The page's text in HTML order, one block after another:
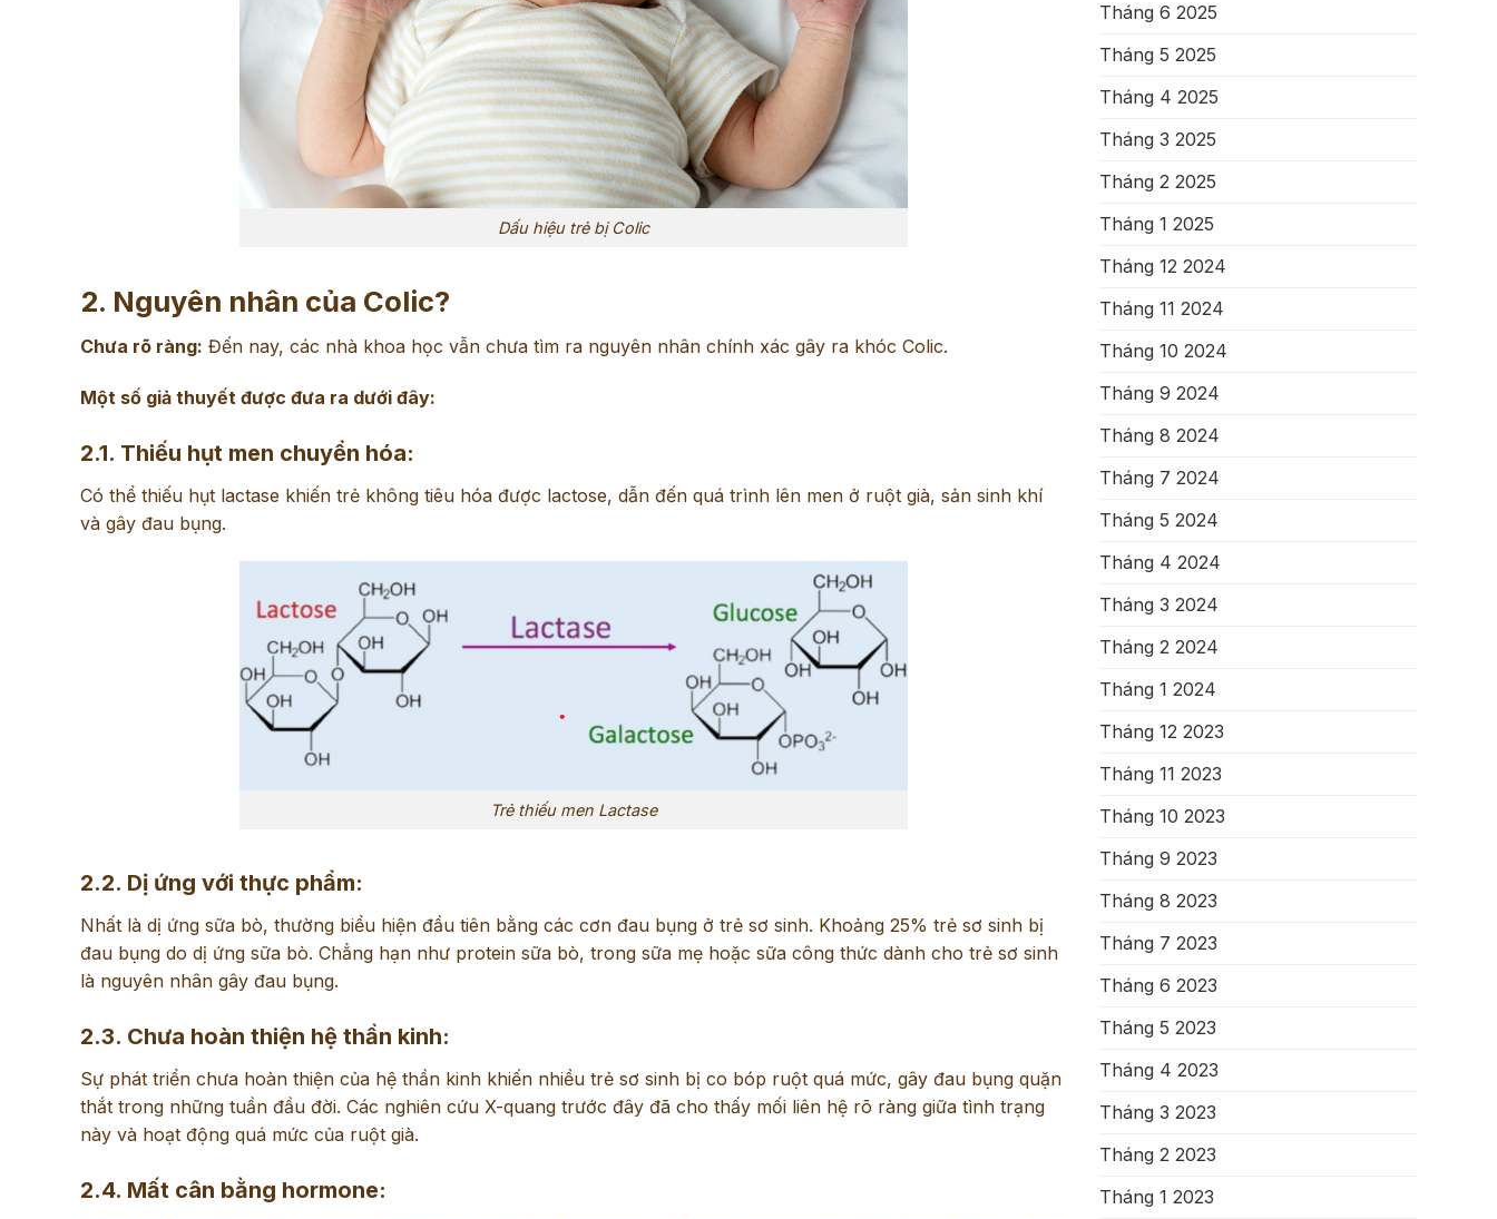
Dấu hiệu trẻ bị Colic
2. Nguyên nhân của Colic?
Chưa rõ ràng: Đến nay, các nhà khoa học vẫn chưa tìm ra nguyên nhân chính xác gây ra khóc Colic.
Một số giả thuyết được đưa ra dưới đây:
2.1. Thiếu hụt men chuyển hóa:
Có thể thiếu hụt lactase khiến trẻ không tiêu hóa được lactose, dẫn đến quá trình lên men ở ruột già, sản sinh khí
và gây đau bụng.
Trẻ thiếu men Lactase
2.2. Dị ứng với thực phẩm:
Nhất là dị ứng sữa bò, thường biểu hiện đầu tiên bằng các cơn đau bụng ở trẻ sơ sinh. Khoảng 25% trẻ sơ sinh bị
đau bụng do dị ứng sữa bò. Chẳng hạn như protein sữa bò, trong sữa mẹ hoặc sữa công thức dành cho trẻ sơ sinh
là nguyên nhân gây đau bụng.
2.3. Chưa hoàn thiện hệ thần kinh:
Sự phát triển chưa hoàn thiện của hệ thần kinh khiến nhiều trẻ sơ sinh bị co bóp ruột quá mức, gây đau bụng quặn
thắt trong những tuần đầu đời. Các nghiên cứu X-quang trước đây đã cho thấy mối liên hệ rõ ràng giữa tình trạng
này và hoạt động quá mức của ruột già.
2.4. Mất cân bằng hormone:
Tháng 6 2025
Tháng 5 2025
Tháng 4 2025
Tháng 3 2025
Tháng 2 2025
Tháng 1 2025
Tháng 12 2024
Tháng 11 2024
Tháng 10 2024
Tháng 9 2024
Tháng 8 2024
Tháng 7 2024
Tháng 5 2024
Tháng 4 2024
Tháng 3 2024
Tháng 2 2024
Tháng 1 2024
Tháng 12 2023
Tháng 11 2023
Tháng 10 2023
Tháng 9 2023
Tháng 8 2023
Tháng 7 2023
Tháng 6 2023
Tháng 5 2023
Tháng 4 2023
Tháng 3 2023
Tháng 2 2023
Tháng 1 2023